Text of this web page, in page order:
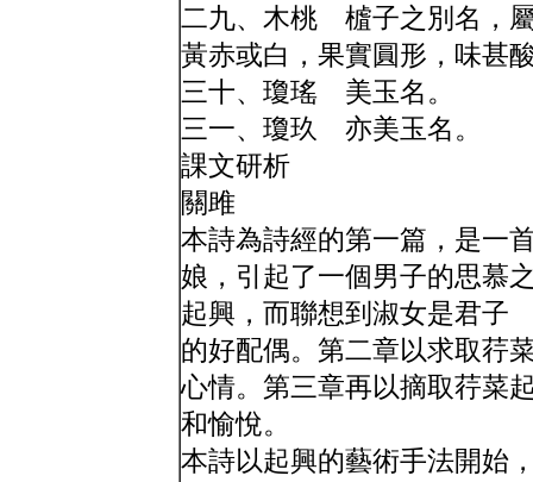
二九、木桃 樝子之別名，
黃赤或白，果實圓形，味甚
三十、瓊瑤 美玉名。
三一、瓊玖 亦美玉名。
課文研析
關雎
本詩為詩經的第一篇，是一
娘，引起了一個男子的思慕
起興，而聯想到淑女是君子
的好配偶。第二章以求取荇
心情。第三章再以摘取荇菜
和愉悅。
本詩以起興的藝術手法開始